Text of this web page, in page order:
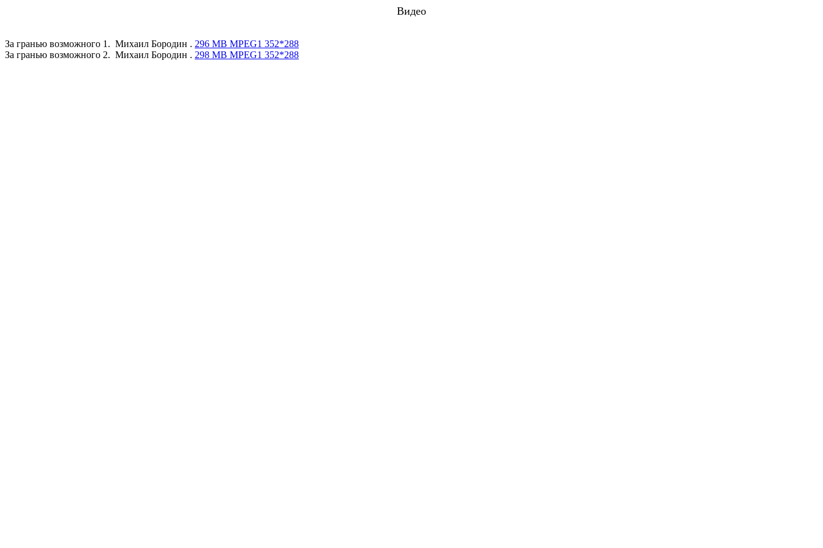
Видео
За гранью возможного 1 . Михаил Бородин . 296 MB MPEG1 352*288
За гранью возможного 2. Михаил Бородин . 298 MB MPEG1 352*288